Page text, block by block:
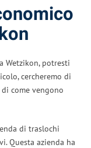
Wetzikon, potresti
cercheremo di
come vengono
di traslochi
Questa azienda ha